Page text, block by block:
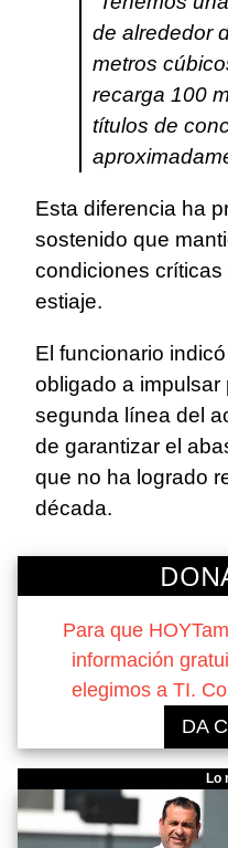
de alrededor
metros
recarga 100
títulos de
Esta diferencia ha
sostenido que
condiciones
estiaje.
El funcionario
obligado a impulsar
segunda línea del
de garantizar el
que no ha logrado
década.
Para que
información
elegimos a TI.
DA
Lo